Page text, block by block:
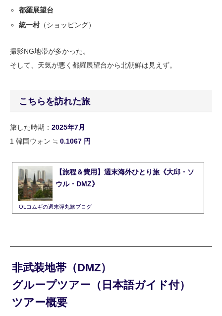
都羅展望台
統一村（ショッピング）
撮影NG地帯が多かった。
そして、天気が悪く都羅展望台から北朝鮮は見えず。
こちらを訪れた旅
旅した時期： 2025年7月
1 韓国ウォン ≒ 0.1067 円
【旅程＆費用】週末海外ひとり旅《大邱・ソ
ウル・DMZ》
OLコムギの週末弾丸旅ブログ
非武装地帯（DMZ）
グループツアー（日本語ガイド付）
ツアー概要